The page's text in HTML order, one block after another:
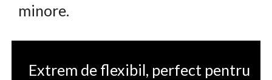
minore.
Extrem de flexibil, perfect pentru